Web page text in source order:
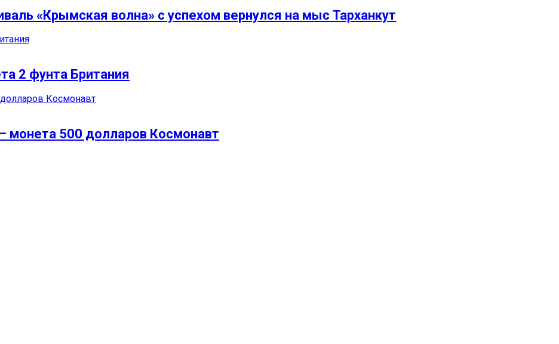
«Крымская волна» с успехом вернулся на мыс Тарханкут
2 фунта Британия
монета 500 долларов Космонавт